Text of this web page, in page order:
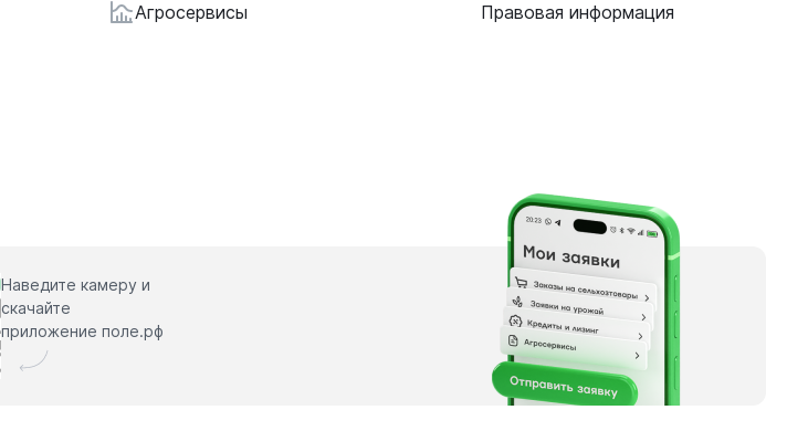
Агросервисы
Правовая информация
Наведите камеру и
скачайте
приложение поле.рф